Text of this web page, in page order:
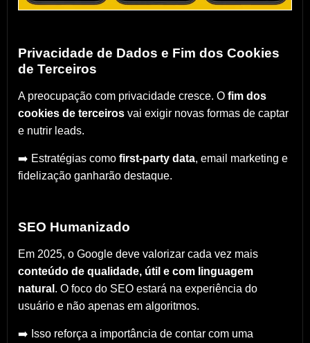
Privacidade de Dados e Fim dos Cookies
de Terceiros
A preocupação com privacidade cresce. O fim dos
cookies de terceiros vai exigir novas formas de captar
e nutrir leads.
➡️ Estratégias como first-party data, email marketing e
fidelização ganharão destaque.
SEO Humanizado
Em 2025, o Google deve valorizar cada vez mais
conteúdo de qualidade, útil e com linguagem
natural . O foco do SEO estará na experiência do
usuário e não apenas em algoritmos.
➡️ Isso reforça a importância de contar com uma